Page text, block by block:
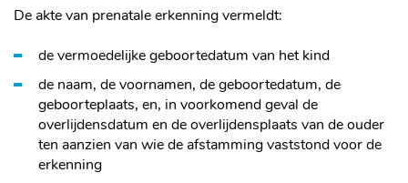
De akte van prenatale erkenning vermeldt:
de vermoedelijke geboortedatum van het kind
de naam, de voornamen, de geboortedatum, de
geboorteplaats, en, in voorkomend geval de
overlijdensdatum en de overlijdensplaats van de ouder
ten aanzien van wie de afstamming vaststond voor de
erkenning